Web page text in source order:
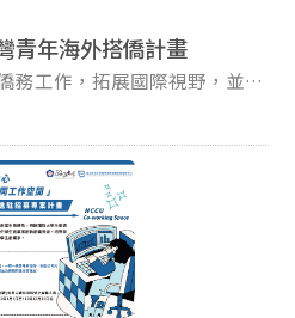
青年海外搭僑計畫
務工作，拓展國際視野，並搭
會自106年起推動「臺灣青年
，將甄選18至35歲、具中華
學學生於暑假期間前往5個國
訪見習，行程重點包含僑務
、青年交流、主流參訪、行銷
僑計畫/113年計畫」專區